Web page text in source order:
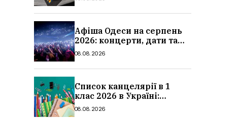
суми
Афіша Одеси на серпень
2026: концерти, дати та
ціни квитків
08.08.2026
Список канцелярії в 1
клас 2026 в Україні:
повний чек-лист для
08.08.2026